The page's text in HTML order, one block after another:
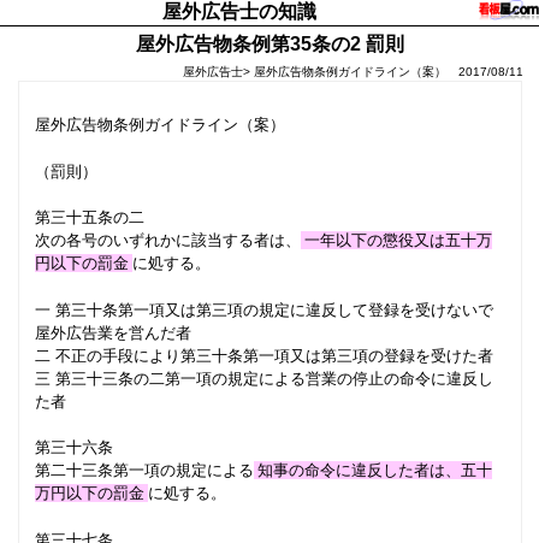
屋外広告士の知識
屋外広告物条例第35条の2 罰則
屋外広告士> 屋外広告物条例ガイドライン（案） 2017/08/11
屋外広告物条例ガイドライン（案）
（罰則）
第三十五条の二
次の各号のいずれかに該当する者は、
一年以下の懲役又は五十万
円以下の罰金 に処する。
一 第三十条第一項又は第三項の規定に違反して登録を受けないで
屋外広告業を営んだ者
二 不正の手段により第三十条第一項又は第三項の登録を受けた者
三 第三十三条の二第一項の規定による営業の停止の命令に違反し
た者
第三十六条
第二十三条第一項の規定による 知事の命令に違反した者は、五十
万円以下の罰金 に処する。
第三十七条